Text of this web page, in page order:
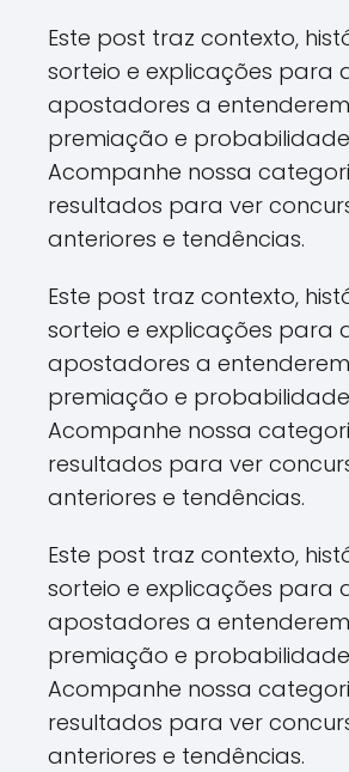
Este post traz contexto,
sorteio e explicações para
apostadores a
premiação e
Acompanhe nossa
resultados para ver
anteriores e tendências.
Este post traz contexto,
sorteio e explicações para
apostadores a
premiação e
Acompanhe nossa
resultados para ver
anteriores e tendências.
Este post traz contexto,
sorteio e explicações para
apostadores a
premiação e
Acompanhe nossa
resultados para ver
anteriores e tendências.